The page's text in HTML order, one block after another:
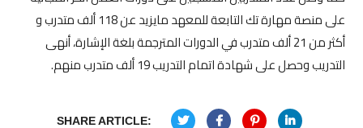
على منصة مهارة تك التابعة للمعهد مايزيد عن 118 ألف متدرب و
أكثر من 21 ألف متدرب في الدورات المترجمة بلغة الإشارة، أنهى
التدريب وحصل على شهادة اتمام التدريب 19 ألف متدرب منهم.
SHARE ARTICLE: